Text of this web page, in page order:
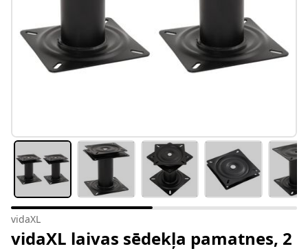
vidaXL
vidaXL laivas sēdekļa pamatnes, 2